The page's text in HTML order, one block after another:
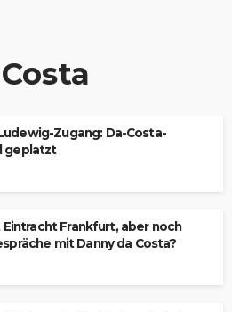
Zugang: Da-Costa-
geplatzt
Eintracht Frankfurt, aber noch
mit Danny da Costa?